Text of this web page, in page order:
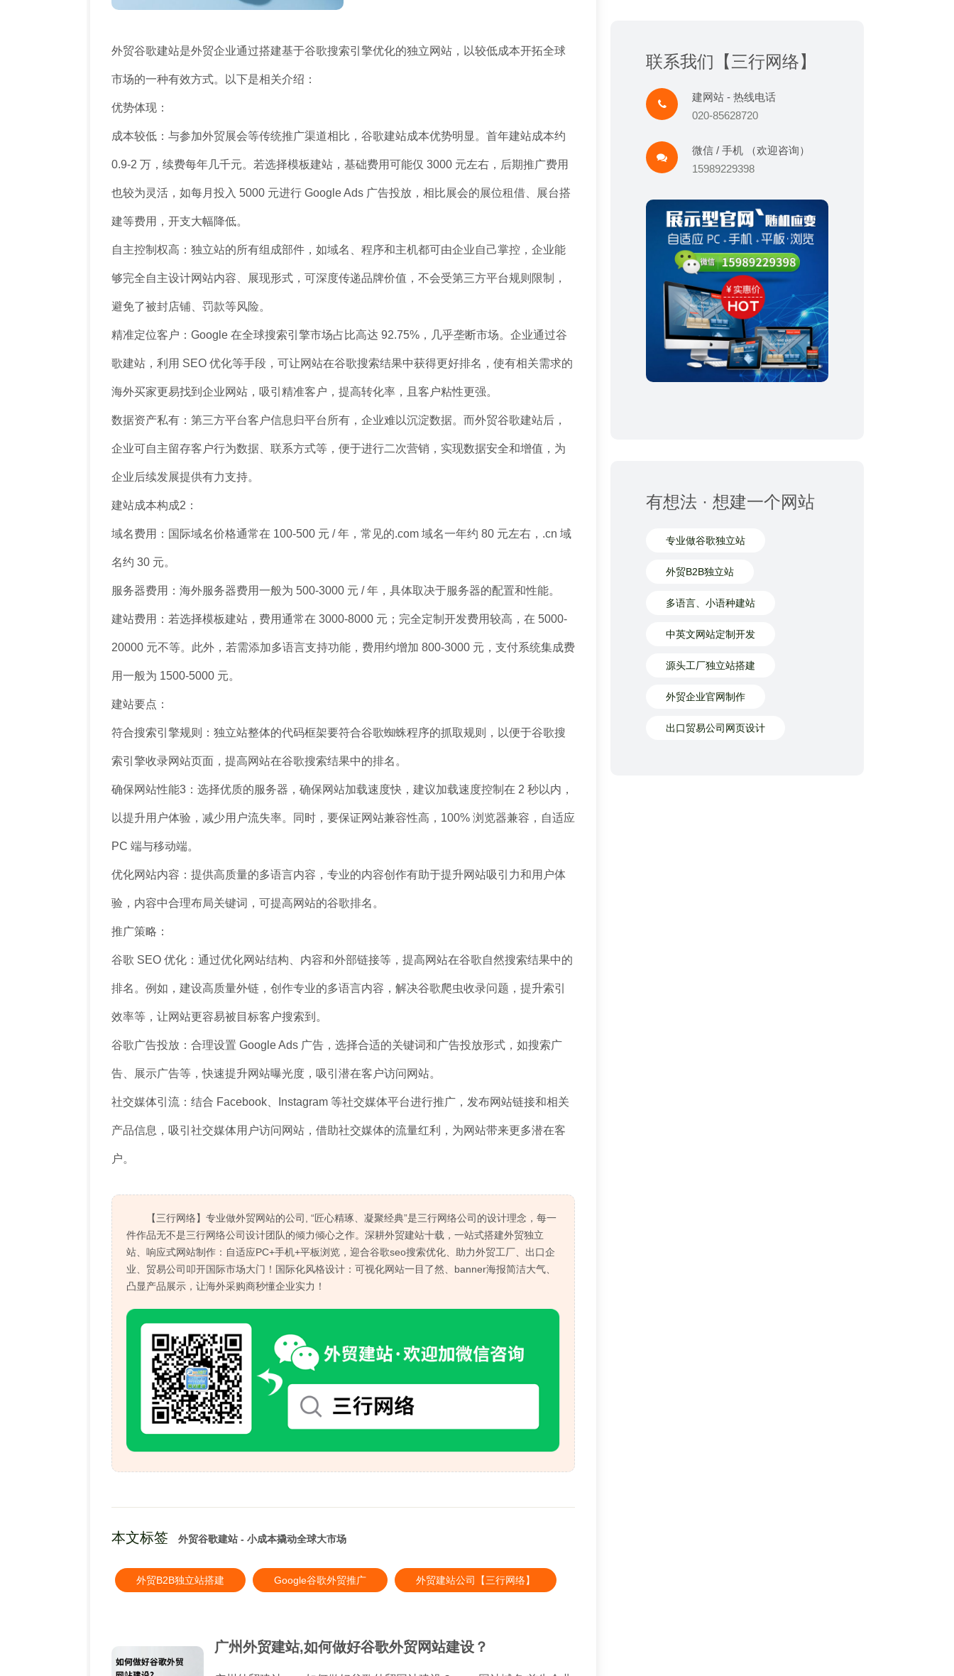
外贸谷歌建站是外贸企业通过搭建基于谷歌搜索引擎优化的独立网站，以较低成本开拓全球
市场的一种有效方式。以下是相关介绍：
优势体现：
成本较低：与参加外贸展会等传统推广渠道相比，谷歌建站成本优势明显。首年建站成本约
0.9-2 万，续费每年几千元。若选择模板建站，基础费用可能仅 3000 元左右，后期推广费用
也较为灵活，如每月投入 5000 元进行 Google Ads 广告投放，相比展会的展位租借、展台搭
建等费用，开支大幅降低。
自主控制权高：独立站的所有组成部件，如域名、程序和主机都可由企业自己掌控，企业能
够完全自主设计网站内容、展现形式，可深度传递品牌价值，不会受第三方平台规则限制，
避免了被封店铺、罚款等风险。
精准定位客户：Google 在全球搜索引擎市场占比高达 92.75%，几乎垄断市场。企业通过谷
歌建站，利用 SEO 优化等手段，可让网站在谷歌搜索结果中获得更好排名，使有相关需求的
海外买家更易找到企业网站，吸引精准客户，提高转化率，且客户粘性更强。
数据资产私有：第三方平台客户信息归平台所有，企业难以沉淀数据。而外贸谷歌建站后，
企业可自主留存客户行为数据、联系方式等，便于进行二次营销，实现数据安全和增值，为
企业后续发展提供有力支持。
建站成本构成2：
域名费用：国际域名价格通常在 100-500 元 / 年，常见的.com 域名一年约 80 元左右，.cn 域
名约 30 元。
服务器费用：海外服务器费用一般为 500-3000 元 / 年，具体取决于服务器的配置和性能。
建站费用：若选择模板建站，费用通常在 3000-8000 元；完全定制开发费用较高，在 5000-
20000 元不等。此外，若需添加多语言支持功能，费用约增加 800-3000 元，支付系统集成费
用一般为 1500-5000 元。
建站要点：
符合搜索引擎规则：独立站整体的代码框架要符合谷歌蜘蛛程序的抓取规则，以便于谷歌搜
索引擎收录网站页面，提高网站在谷歌搜索结果中的排名。
确保网站性能3：选择优质的服务器，确保网站加载速度快，建议加载速度控制在 2 秒以内，
以提升用户体验，减少用户流失率。同时，要保证网站兼容性高，100% 浏览器兼容，自适应
PC 端与移动端。
优化网站内容：提供高质量的多语言内容，专业的内容创作有助于提升网站吸引力和用户体
验，内容中合理布局关键词，可提高网站的谷歌排名。
推广策略：
谷歌 SEO 优化：通过优化网站结构、内容和外部链接等，提高网站在谷歌自然搜索结果中的
排名。例如，建设高质量外链，创作专业的多语言内容，解决谷歌爬虫收录问题，提升索引
效率等，让网站更容易被目标客户搜索到。
谷歌广告投放：合理设置 Google Ads 广告，选择合适的关键词和广告投放形式，如搜索广
告、展示广告等，快速提升网站曝光度，吸引潜在客户访问网站。
社交媒体引流：结合 Facebook、Instagram 等社交媒体平台进行推广，发布网站链接和相关
产品信息，吸引社交媒体用户访问网站，借助社交媒体的流量红利，为网站带来更多潜在客
户。
【三行网络】专业做外贸网站的公司, “匠心精琢、凝聚经典”是三行网络公司的设计理念，每一
件作品无不是三行网络公司设计团队的倾力倾心之作。深耕外贸建站十载，一站式搭建外贸独立
站、响应式网站制作：自适应PC+手机+平板浏览，迎合谷歌seo搜索优化、助力外贸工厂、出口企
业、贸易公司叩开国际市场大门！国际化风格设计：可视化网站一目了然、banner海报简洁大气、
凸显产品展示，让海外采购商秒懂企业实力！
本文标签 外贸谷歌建站 - 小成本撬动全球大市场
外贸B2B独立站搭建 Google谷歌外贸推广 外贸建站公司【三行网络】
广州外贸建站,如何做好谷歌外贸网站建设？
联系我们【三行网络】
建网站 - 热线电话
020-85628720
微信 / 手机 （欢迎咨询）
15989229398
有想法 · 想建一个网站
专业做谷歌独立站
外贸B2B独立站
多语言、小语种建站
中英文网站定制开发
源头工厂独立站搭建
外贸企业官网制作
出口贸易公司网页设计